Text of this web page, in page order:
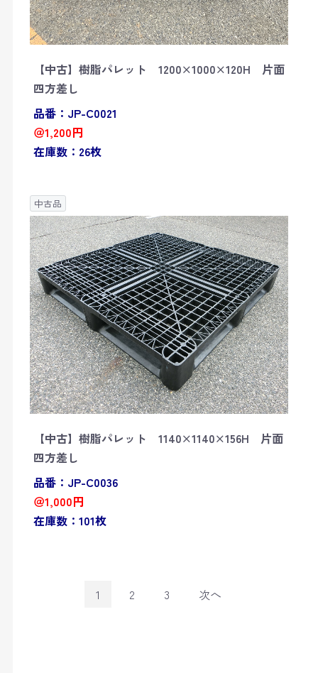
【中古】樹脂パレット 1200×1000×120H 片面
四方差し
品番：JP-C0021
＠1,200円
在庫数：26枚
中古品
【中古】樹脂パレット 1140×1140×156H 片面
四方差し
品番：JP-C0036
＠1,000円
在庫数：101枚
1 2 3 次へ